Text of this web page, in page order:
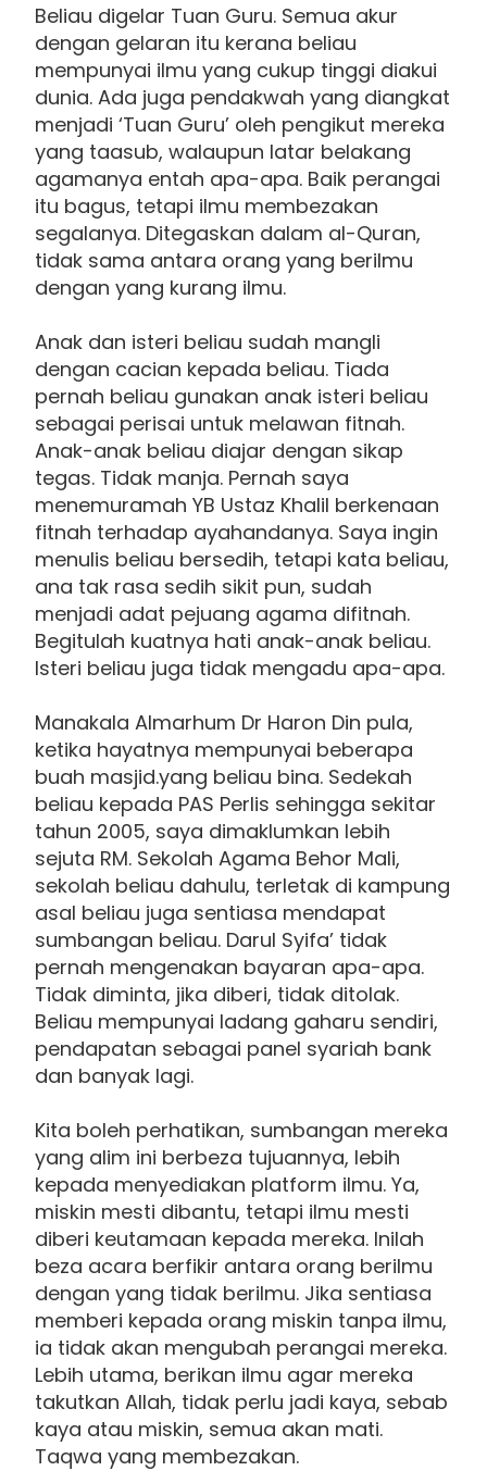
Beliau digelar Tuan Guru. Semua akur
dengan gelaran itu kerana beliau
mempunyai ilmu yang cukup tinggi diakui
dunia. Ada juga pendakwah yang diangkat
menjadi ‘Tuan Guru’ oleh pengikut mereka
yang taasub, walaupun latar belakang
agamanya entah apa-apa. Baik perangai
itu bagus, tetapi ilmu membezakan
segalanya. Ditegaskan dalam al-Quran,
tidak sama antara orang yang berilmu
dengan yang kurang ilmu.
Anak dan isteri beliau sudah mangli
dengan cacian kepada beliau. Tiada
pernah beliau gunakan anak isteri beliau
sebagai perisai untuk melawan fitnah.
Anak-anak beliau diajar dengan sikap
tegas. Tidak manja. Pernah saya
menemuramah YB Ustaz Khalil berkenaan
fitnah terhadap ayahandanya. Saya ingin
menulis beliau bersedih, tetapi kata beliau,
ana tak rasa sedih sikit pun, sudah
menjadi adat pejuang agama difitnah.
Begitulah kuatnya hati anak-anak beliau.
Isteri beliau juga tidak mengadu apa-apa.
Manakala Almarhum Dr Haron Din pula,
ketika hayatnya mempunyai beberapa
buah masjid.yang beliau bina. Sedekah
beliau kepada PAS Perlis sehingga sekitar
tahun 2005, saya dimaklumkan lebih
sejuta RM. Sekolah Agama Behor Mali,
sekolah beliau dahulu, terletak di kampung
asal beliau juga sentiasa mendapat
sumbangan beliau. Darul Syifa’ tidak
pernah mengenakan bayaran apa-apa.
Tidak diminta, jika diberi, tidak ditolak.
Beliau mempunyai ladang gaharu sendiri,
pendapatan sebagai panel syariah bank
dan banyak lagi.
Kita boleh perhatikan, sumbangan mereka
yang alim ini berbeza tujuannya, lebih
kepada menyediakan platform ilmu. Ya,
miskin mesti dibantu, tetapi ilmu mesti
diberi keutamaan kepada mereka. Inilah
beza acara berfikir antara orang berilmu
dengan yang tidak berilmu. Jika sentiasa
memberi kepada orang miskin tanpa ilmu,
ia tidak akan mengubah perangai mereka.
Lebih utama, berikan ilmu agar mereka
takutkan Allah, tidak perlu jadi kaya, sebab
kaya atau miskin, semua akan mati.
Taqwa yang membezakan.